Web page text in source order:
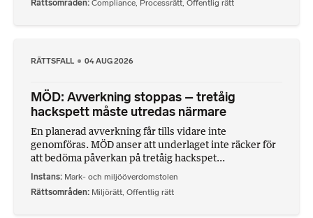
Rättsområden Compliance, Processrätt, Offentlig rätt
RÄTTSFALL 04 AUG 2026
MÖD: Avverkning stoppas – tretåig
hackspett måste utredas närmare
En planerad avverkning får tills vidare inte
genomföras. MÖD anser att underlaget inte räcker för
att bedöma påverkan på tretåig hackspet...
Instans Mark- och miljööverdomstolen
Rättsområden Miljörätt Offentlig rätt